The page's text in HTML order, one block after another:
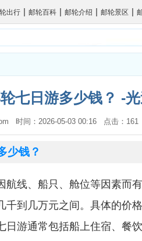
出行 | 邮轮百科 | 邮轮介绍 | 邮轮景区 |
七日游多少钱？ -
时间：2026-05-03 00:16 点击：
少钱？
航线、船只、舱位等因素而
千到几万元之间。具体的价
日游通常包括船上住宿、餐